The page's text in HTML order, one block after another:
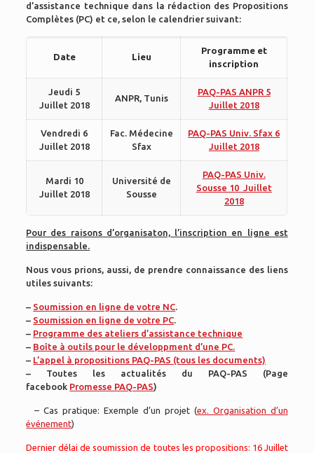
d’assistance technique dans la rédaction des Propositions
Complètes (PC) et ce, selon le calendrier suivant:
Date Lieu
Programme et
inscription
Jeudi 5
Juillet 2018
ANPR, Tunis
PAQ-PAS ANPR 5
Juillet 2018
Vendredi 6
Juillet 2018
Fac. Médecine
Sfax
PAQ-PAS Univ. Sfax 6
Juillet 2018
Mardi 10
Juillet 2018
Université de
Sousse
PAQ-PAS Univ.
Sousse 10 Juillet
2018
Pour des raisons d’organisaton, l’inscription en ligne est
indispensable.
Nous vous prions, aussi, de prendre connaissance des liens
utiles suivants:
– Soumission en ligne de votre NC.
– Soumission en ligne de votre PC.
– Programme des ateliers d’assistance technique
– Boîte à outils pour le développment d’une PC.
– L’appel à propositions PAQ-PAS (tous les documents)
– Toutes les actualités du PAQ-PAS (Page
facebook Promesse PAQ-PAS)
– Cas pratique: Exemple d’un projet (ex. Organisation d’un
événement)
Dernier délai de soumission de toutes les propositions: 16 Juillet